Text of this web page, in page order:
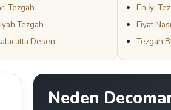
Tezgah
Tezgah
Desen
En İyi
Fiyat
Tezgah
Neden